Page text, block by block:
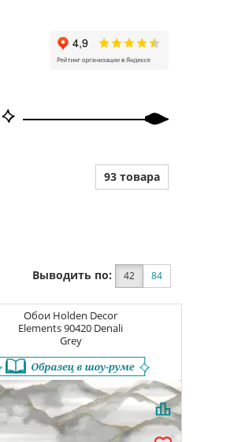
93 товара
Выводить по: 42 84
Обои Holden Decor
Elements90420 Denali
Grey